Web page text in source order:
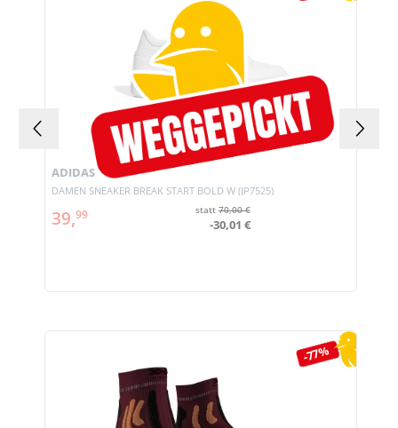
DAMEN SNEAKER BREAK START BOLD W (JP7525)
ADIDAS
39,99 statt70,00 €
-30,01 €
-77%